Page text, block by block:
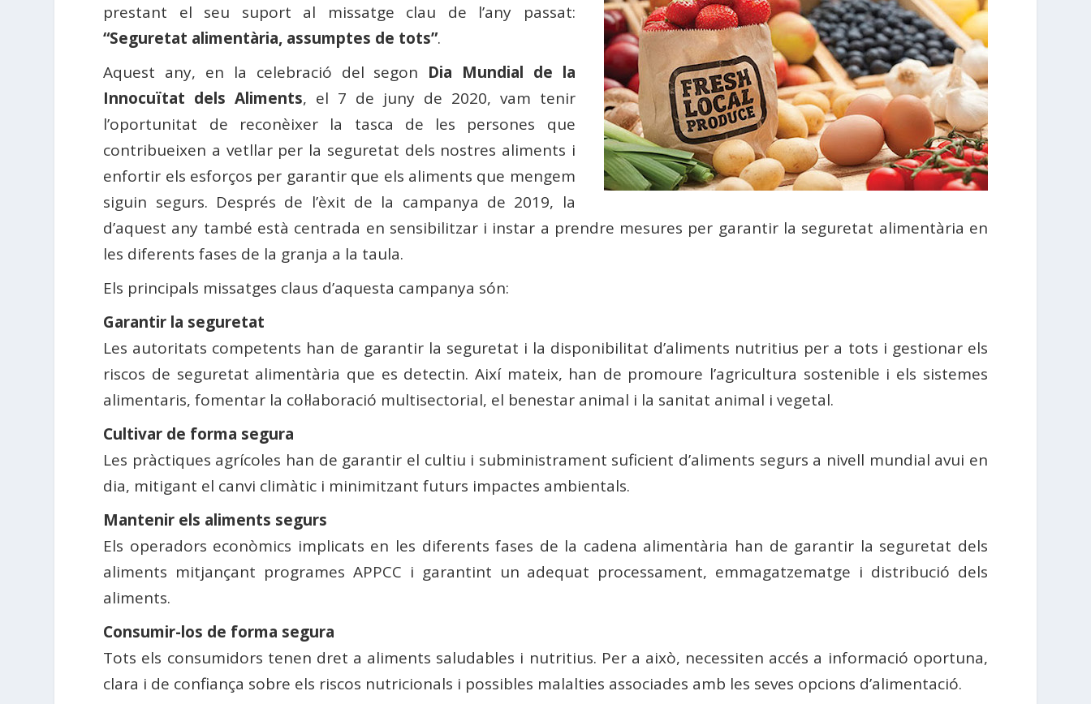
prestant el seu suport al missatge clau de l’any passat:
“Seguretat alimentària, assumptes de tots”.
Aquest any, en la celebració del segon Dia Mundial de la
Innocuïtat dels Aliments, el 7 de juny de 2020, vam tenir
l’oportunitat de reconèixer la tasca de les persones que
contribueixen a vetllar per la seguretat dels nostres aliments i
enfortir els esforços per garantir que els aliments que mengem
siguin segurs. Després de l’èxit de la campanya de 2019, la
d’aquest any també està centrada en sensibilitzar i instar a prendre mesures per garantir la seguretat alimentària en
les diferents fases de la granja a la taula.
Els principals missatges claus d’aquesta campanya són:
Garantir la seguretat
Les autoritats competents han de garantir la seguretat i la disponibilitat d’aliments nutritius per a tots i gestionar els
riscos de seguretat alimentària que es detectin. Així mateix, han de promoure l’agricultura sostenible i els sistemes
alimentaris, fomentar la col·laboració multisectorial, el benestar animal i la sanitat animal i vegetal.
Cultivar de forma segura
Les pràctiques agrícoles han de garantir el cultiu i subministrament suficient d’aliments segurs a nivell mundial avui en
dia, mitigant el canvi climàtic i minimitzant futurs impactes ambientals.
Mantenir els aliments segurs
Els operadors econòmics implicats en les diferents fases de la cadena alimentària han de garantir la seguretat dels
aliments mitjançant programes APPCC i garantint un adequat processament, emmagatzematge i distribució dels
aliments.
Consumir-los de forma segura
Tots els consumidors tenen dret a aliments saludables i nutritius. Per a això, necessiten accés a informació oportuna,
clara i de confiança sobre els riscos nutricionals i possibles malalties associades amb les seves opcions d’alimentació.